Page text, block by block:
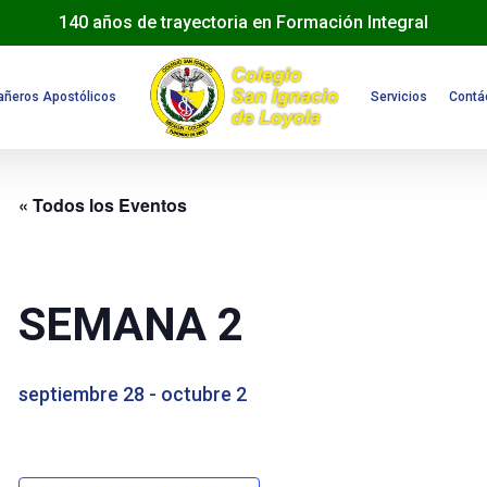
140 años de trayectoria en Formación Integral
Apostólicos Servicios
« Todos los Eventos
SEMANA 2
septiembre 28 - octubre 2